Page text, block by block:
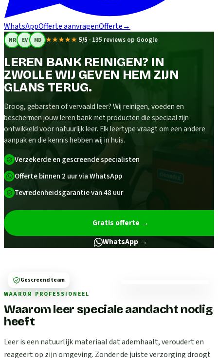
WhatsAppOfferte aanvragenOfferte→
NR EV MD ★★★★★ 5/5 · 135 reviews op Google
LEREN BANK REINIGEN? IN
ZWOLLE WIJ GEVEN HEM ZIJN
GLANS TERUG.
Droog, gebarsten of vervaald leer? Wij reinigen, voeden en
beschermen jouw leren bank met producten die speciaal zijn
ontwikkeld voor natuurlijk leer. Elk leertype vraagt om een andere
aanpak en die kennis hebben wij in huis.
Verzekerde en gescreende specialisten
Offerte binnen 2 uur via WhatsApp
Tevredenheidsgarantie van 48 uur
Gratis offerte →
WhatsApp →
WAAROM PROFESSIONEEL
Waarom leer speciale aandacht nodig
heeft
Leer is een natuurlijk materiaal dat ademhaalt, veroudert en
reageert op zijn omgeving. Zonder de juiste verzorging droogt
Gescreend team